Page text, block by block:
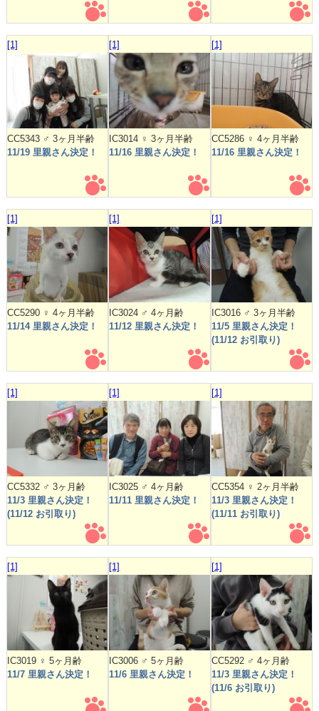
[1]
CC5343 ♂ 3ヶ月半齢
11/19 里親さん決定！
[1]
IC3014 ♀ 3ヶ月半齢
11/16 里親さん決定！
[1]
CC5286 ♀ 4ヶ月半齢
11/16 里親さん決定！
[1]
CC5290 ♀ 4ヶ月半齢
11/14 里親さん決定！
[1]
IC3024 ♂ 4ヶ月齢
11/12 里親さん決定！
[1]
IC3016 ♂ 3ヶ月半齢
11/5 里親さん決定！
(11/12 お引取り)
[1]
CC5332 ♂ 3ヶ月齢
11/3 里親さん決定！
(11/12 お引取り)
[1]
IC3025 ♂ 4ヶ月齢
11/11 里親さん決定！
[1]
CC5354 ♀ 2ヶ月半齢
11/3 里親さん決定！
(11/11 お引取り)
[1]
IC3019 ♀ 5ヶ月齢
11/7 里親さん決定！
[1]
IC3006 ♂ 5ヶ月齢
11/6 里親さん決定！
[1]
CC5292 ♂ 4ヶ月齢
11/3 里親さん決定！
(11/6 お引取り)